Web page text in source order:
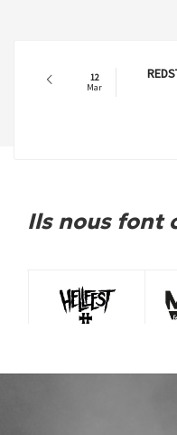
12
Mar
Ils nous font